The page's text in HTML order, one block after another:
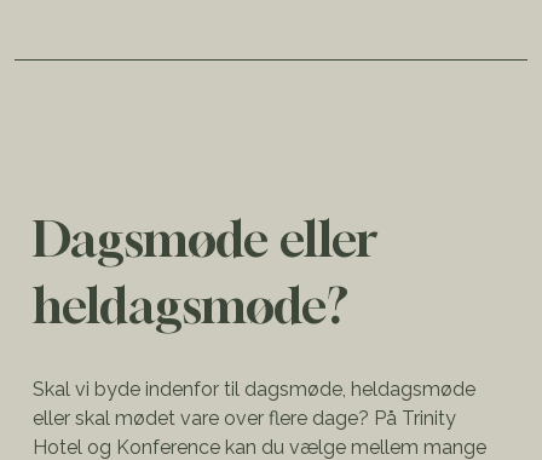
Dagsmøde eller
heldagsmøde?
Skal vi byde indenfor til dagsmøde, heldagsmøde
eller skal mødet vare over flere dage? På Trinity
Hotel og Konference kan du vælge mellem mange